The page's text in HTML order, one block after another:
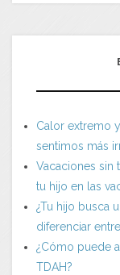
Calor extremo
sentimos más
Vacaciones sin
tu hijo en las
¿Tu hijo busca
diferenciar
¿Cómo puede
TDAH?